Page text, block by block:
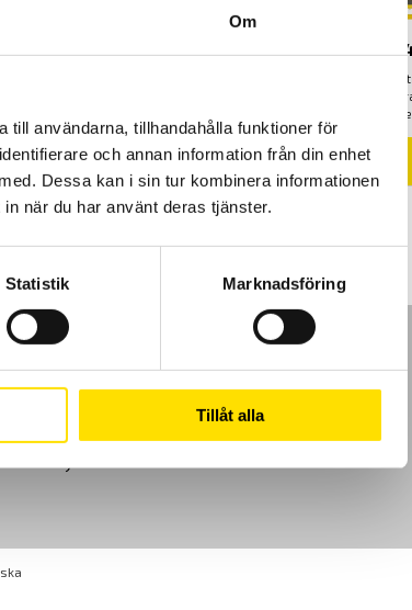
Om
till användarna, tillhandahålla funktioner för
och annan information från din enhet
Dessa kan i sin tur kombinera informationen
när du har använt deras tjänster.
Statistik Marknadsföring
Tillåt alla
LÄS MER
CA6505, CA6545,
Användarvänliga digitala
spänningar från 40...5100 V. I
30,900.00 kr– 48,795.00
till
68 00